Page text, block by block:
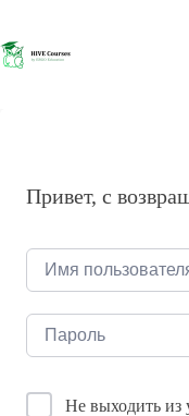
сути
Привет, с
Не выходить из